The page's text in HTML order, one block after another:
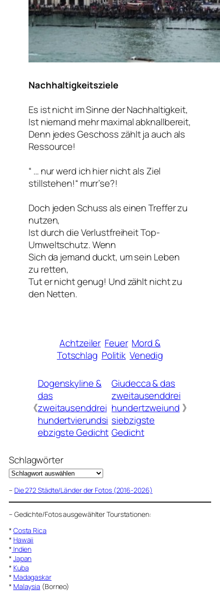
Nachhaltigkeitsziele
Es ist nicht im Sinne der Nachhaltigkeit,
Ist niemand mehr maximal abknallbereit,
Denn jedes Geschoss zählt ja auch als
Ressource!
“ … nur werd ich hier nicht als Ziel
stillstehen!“ murr’se?!
Doch jeden Schuss als einen Treffer zu
nutzen,
Ist durch die Verlustfreiheit Top-
Umweltschutz. Wenn
Sich da jemand duckt, um sein Leben
zu retten,
Tut er nicht genug! Und zählt nicht zu
den Netten.
Achtzeiler Feuer Mord &
Totschlag Politik Venedig
《
Dogenskyline &
das
zweitausenddrei
hundertvierundsi
ebzigste Gedicht
Giudecca & das
zweitausenddrei
hundertzweiund
siebzigste
Gedicht
》
Schlagwörter
– Die 272 Städte/Länder der Fotos (2016-2026)
– Gedichte/Fotos ausgewählter Tourstationen:
* Costa Rica
* Hawaii
* Indien
* Japan
* Kuba
* Madagaskar
* Malaysia (Borneo)